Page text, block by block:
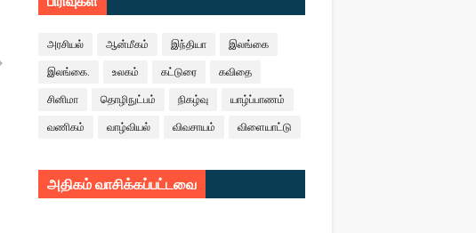
அரசியல் ஆன்மீகம் இந்தியா இலங்கை
இலங்கை. உலகம் கட்டுரை கவிதை
சினிமா தொழிநுட்பம் நிகழ்வு யாழ்ப்பாணம்
வணிகம் வாழ்வியல் விவசாயம் விளையாட்டு
அதிகம் வாசிக்கப்பட்டவை